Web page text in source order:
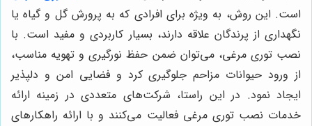
است. این روش، به ویژه برای افرادی که به پرورش گل و گیاه یا
نگهداری از پرندگان علاقه دارند، بسیار کاربردی و مفید است. با
نصب توری مرغی، می‌توان ضمن حفظ نورگیری و تهویه مناسب،
از ورود حیوانات مزاحم جلوگیری کرد و فضایی امن و دلپذیر
ایجاد نمود. در این راستا، شرکت‌های متعددی در زمینه ارائه
خدمات نصب توری مرغی فعالیت می‌کنند و با ارائه راهکارهای